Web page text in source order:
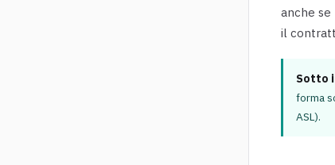
anche se
il
Sotto i
forma
ASL).